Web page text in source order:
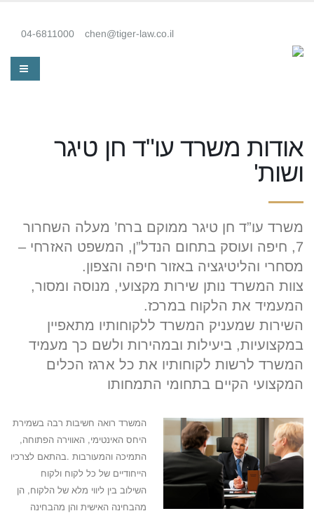
04-6811000 chen@tiger-law.co.il
אודות משרד עו"ד חן טיגר
ושות'
משרד עו”ד חן טיגר ממוקם ברח’ מעלה השחרור
7, חיפה ועוסק בתחום הנדל”ן, המשפט האזרחי –
מסחרי והליטיגציה באזור חיפה והצפון.
צוות המשרד נותן שירות מקצועי, מנוסה ומסור,
המעמיד את הלקוח במרכז.
השירות שמעניק המשרד ללקוחותיו מתאפיין
במקצועיות, ביעילות ובמהירות ולשם כך מעמיד
המשרד לרשות לקוחותיו את כל ארגז הכלים
המקצועי הקיים בתחומי התמחותו
המשרד רואה חשיבות רבה בשמירת
היחס האינטימי, האווירה הפתוחה,
התמיכה והמעורבות .בהתאם לצרכיו
הייחודיים של כל לקוח ולקוח
השילוב בין ליווי מלא של הלקוח, הן
מהבחינה האישית והן מהבחינה